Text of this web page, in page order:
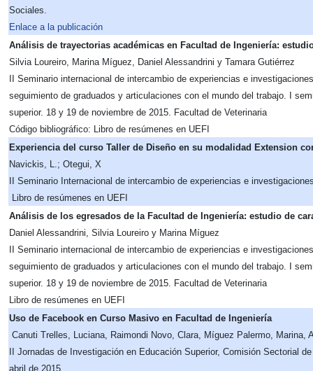
Sociales.
Enlace a la publicación
Análisis de trayectorias académicas en Facultad de Ingeniería:
Silvia Loureiro, Marina Míguez, Daniel Alessandrini y Tamara Gutiérrez
II Seminario internacional de intercambio de experiencias e
seguimiento de graduados y articulaciones con el mundo del trabajo. I
superior. 18 y 19 de noviembre de 2015. Facultad de Veterinaria
Código bibliográfico: Libro de resúmenes en UEFI
Experiencia del curso Taller de Diseño en su modalidad Extension
Navickis, L.; Otegui, X
II Seminario Internacional de intercambio de experiencias e
Libro de resúmenes en UEFI
Análisis de los egresados de la Facultad de Ingeniería: estudio de
Daniel Alessandrini, Silvia Loureiro y Marina Míguez
II Seminario internacional de intercambio de experiencias e
seguimiento de graduados y articulaciones con el mundo del trabajo. I
superior. 18 y 19 de noviembre de 2015. Facultad de Veterinaria
Libro de resúmenes en UEFI
Uso de Facebook en Curso Masivo en Facultad de Ingeniería
Canuti Trelles, Luciana, Raimondi Novo, Clara, Míguez Palermo, Marina,
II Jornadas de Investigación en Educación Superior, Comisión Sectorial
abril de 2015